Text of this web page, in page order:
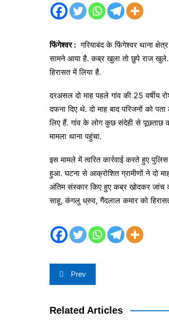
फिंगेश्वर : गरियाबंद के फिंगेश्वर थाना
सामने आया है. कब्र खुला तो छुपे राज खुले.
हिरासत में लिया है.
दरअसल दो माह पहले गांव की 25 वर्षीय
दफना दिए थे. दो माह बाद परिजनों को
लिए हैं. गांव के लोग कुछ संदेही से पूछताछ
मामला थाना पहुंचा.
इस मामले में त्वरित कार्रवाई करते हुए
हुआ. घटना से आक्रोशित ग्रामीणों ने दो
अंतिम संस्कार किए हुए कब्र खोदकर जांच
साहू, कंगलु ध्रुव, गैंदलाल कमार को
Post
navigation
Prev
Related Articles